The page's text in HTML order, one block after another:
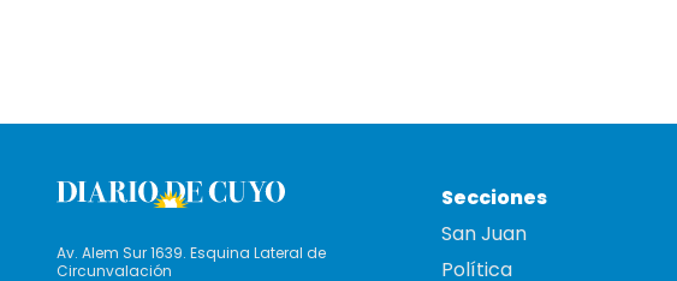
Av. Alem Sur 1639. Esquina Lateral de
Circunvalación
Secciones
San Juan
Política